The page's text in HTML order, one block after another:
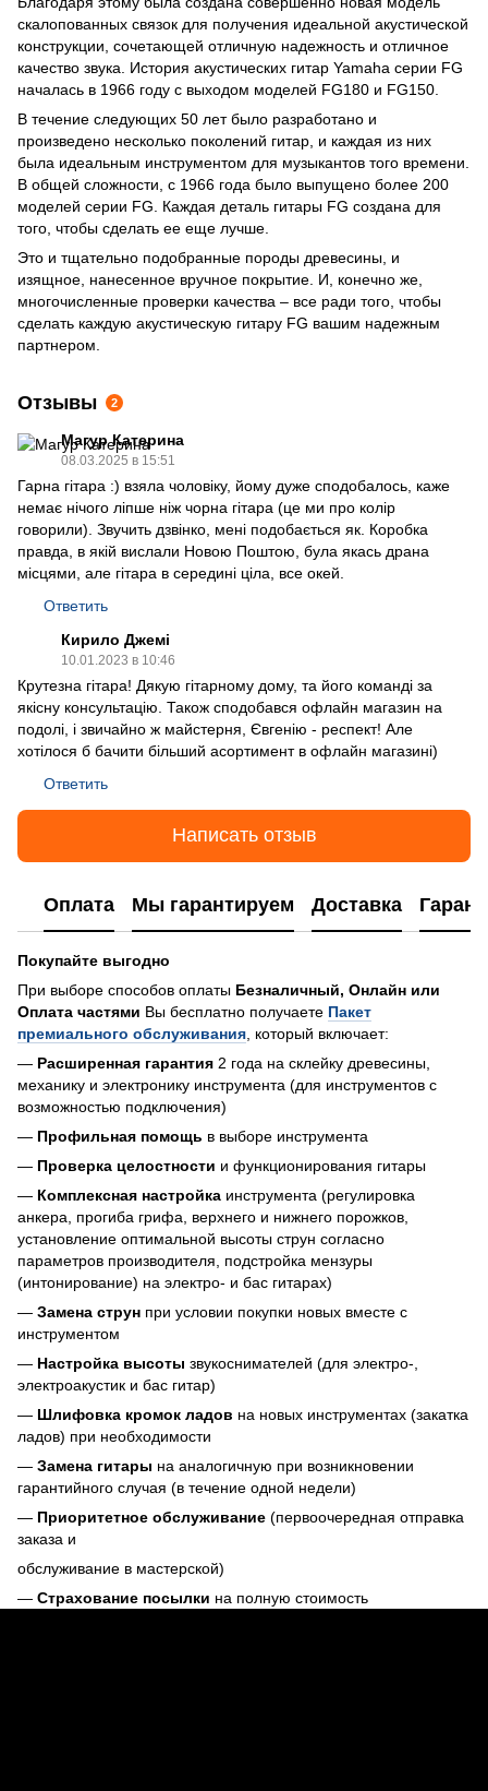
скалопованных связок для получения идеальной акустической
конструкции, сочетающей отличную надежность и отличное
качество звука. История акустических гитар Yamaha серии FG
началась в 1966 году с выходом моделей FG180 и FG150.
В течение следующих 50 лет было разработано и
произведено несколько поколений гитар, и каждая из них
была идеальным инструментом для музыкантов того времени.
В общей сложности, с 1966 года было выпущено более 200
моделей серии FG. Каждая деталь гитары FG создана для
того, чтобы сделать ее еще лучше.
Это и тщательно подобранные породы древесины, и
изящное, нанесенное вручное покрытие. И, конечно же,
многочисленные проверки качества – все ради того, чтобы
сделать каждую акустическую гитару FG вашим надежным
партнером.
Отзывы 2
Магур Катерина
08.03.2025 в 15:51
Гарна гітара :) взяла чоловіку, йому дуже сподобалось, каже
немає нічого ліпше ніж чорна гітара (це ми про колір
говорили). Звучить дзвінко, мені подобається як. Коробка
правда, в якій вислали Новою Поштою, була якась драна
місцями, але гітара в середині ціла, все окей.
Ответить
Кирило Джемі
10.01.2023 в 10:46
Крутезна гітара! Дякую гітарному дому, та його команді за
якісну консультацію. Також сподобався офлайн магазин на
подолі, і звичайно ж майстерня, Євгенію - респект! Але
хотілося б бачити більший асортимент в офлайн магазині)
Ответить
Написать отзыв
Оплата Мы гарантируем Доставка
Покупайте выгодно
При выборе способов оплаты Безналичный, Онлайн или
Оплата частями Вы бесплатно получаете Пакет
премиального обслуживания , который включает:
— Расширенная гарантия 2 года на склейку древесины,
механику и электронику инструмента (для инструментов с
возможностью подключения)
— Профильная помощь в выборе инструмента
— Проверка целостности и функционирования гитары
— Комплексная настройка инструмента (регулировка
анкера, прогиба грифа, верхнего и нижнего порожков,
установление оптимальной высоты струн согласно
параметров производителя, подстройка мензуры
(интонирование) на электро- и бас гитарах)
— Замена струн при условии покупки новых вместе с
инструментом
— Настройка высоты звукоснимателей (для электро-,
электроакустик и бас гитар)
— Шлифовка кромок ладов на новых инструментах (закатка
ладов) при необходимости
— Замена гитары на аналогичную при возникновении
гарантийного случая (в течение одной недели)
— Приоритетное обслуживание (первоочередная отправка
заказа и
обслуживание в мастерской)
— Страхование посылки на полную стоимость